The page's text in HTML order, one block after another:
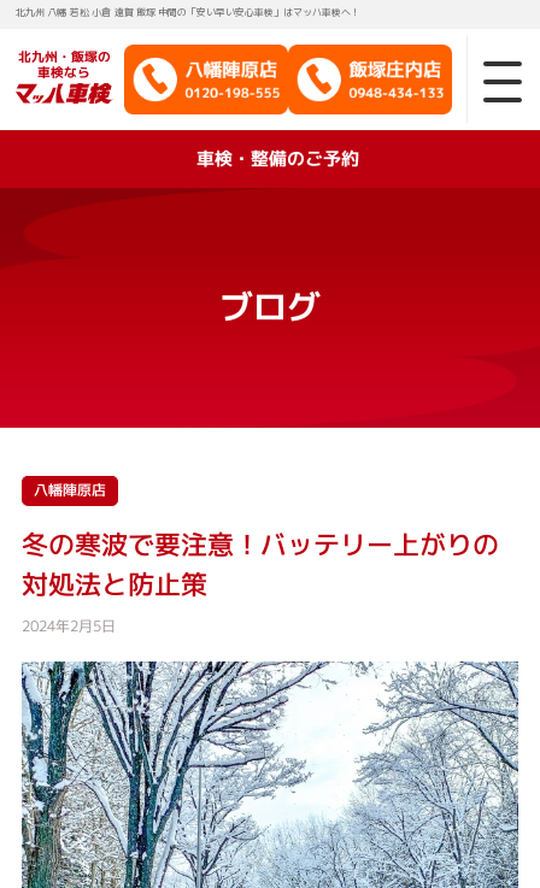
北九州 八幡 若松 小倉 遠賀 飯塚 中間の「安い早い安心車検」はマッハ車検へ！
北九州・飯塚の
車検なら
車検・整備のご予約
ブログ
八幡陣原店
冬の寒波で要注意！バッテリー上がりの
対処法と防止策
2024年2月5日